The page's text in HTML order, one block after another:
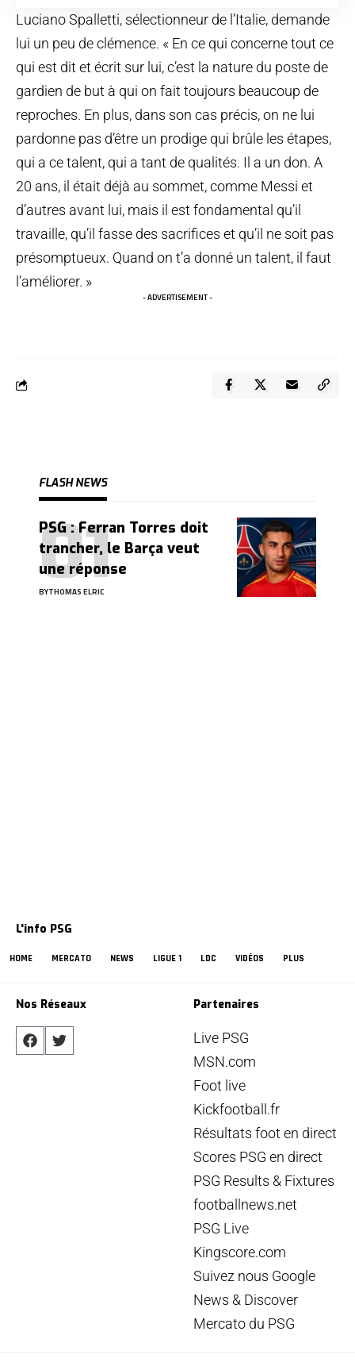
Luciano Spalletti, sélectionneur de l’Italie, demande
lui un peu de clémence. « En ce qui concerne tout ce
qui est dit et écrit sur lui, c’est la nature du poste de
gardien de but à qui on fait toujours beaucoup de
reproches. En plus, dans son cas précis, on ne lui
pardonne pas d’être un prodige qui brûle les étapes,
qui a ce talent, qui a tant de qualités. Il a un don. A
20 ans, il était déjà au sommet, comme Messi et
d’autres avant lui, mais il est fondamental qu’il
travaille, qu’il fasse des sacrifices et qu’il ne soit pas
présomptueux. Quand on t’a donné un talent, il faut
l’améliorer. »
- ADVERTISEMENT -
FLASH NEWS
PSG : Ferran Torres doit
trancher, le Barça veut
une réponse
BYTHOMAS ELRIC
L'info PSG
HOME MERCATO NEWS LIGUE 1 LDC VIDÉOS PLUS
Nos Réseaux Partenaires
Live PSG
MSN.com
Foot live
Kickfootball.fr
Résultats foot en direct
Scores PSG en direct
PSG Results & Fixtures
footballnews.net
PSG Live
Kingscore.com
Suivez nous Google
News & Discover
Mercato du PSG